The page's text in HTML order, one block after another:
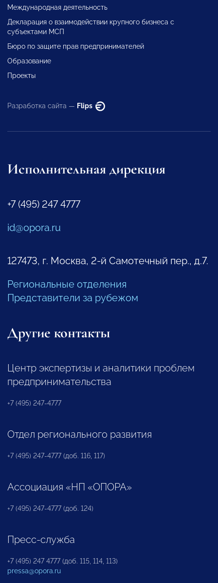
Международная деятельность
Декларация о взаимодействии крупного бизнеса с
субъектами МСП
Бюро по защите прав предпринимателей
Образование
Проекты
Разработка сайта — Flips
Исполнительная дирекция
+7 (495) 247 4777
id@opora.ru
127473, г. Москва, 2-й Самотечный пер., д.7.
Региональные отделения
Представители за рубежом
Другие контакты
Центр экспертизы и аналитики проблем
предпринимательства
+7 (495) 247-4777
Отдел регионального развития
+7 (495) 247-4777 (доб. 116, 117)
Ассоциация «НП «ОПОРА»
+7 (495) 247-4777 (доб. 124)
Пресс-служба
+7 (495) 247 4777 (доб. 115, 114, 113)
pressa@opora.ru